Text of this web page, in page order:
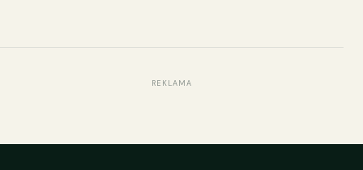
REKLAMA